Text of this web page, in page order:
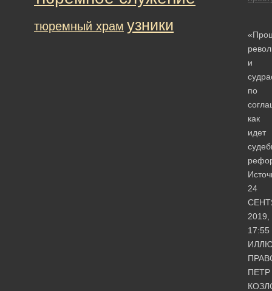
и
по
как
идет
24
2019,
17:55
ПЕТР
тюремный храм узники